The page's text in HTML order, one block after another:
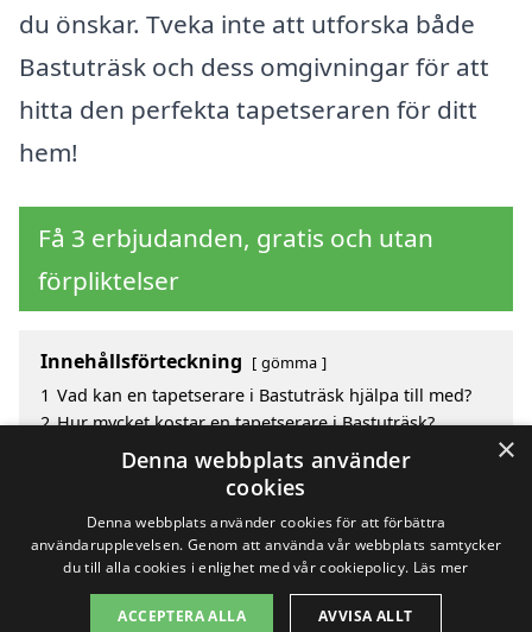
du önskar. Tveka inte att utforska både
Bastuträsk och dess omgivningar för att
hitta den perfekta tapetseraren för ditt
hem!
Få 3 erbjudanden, gratis och utan
förpliktelser
Innehållsförteckning gömma
1 Vad kan en tapetserare i Bastuträsk hjälpa till med?
2 Hur mycket kostar en tapetserare i Bastuträsk?
Fördelar med att välja tapetserare i Bastuträsk
Sök efter en skicklig tapetserare i de omgivande
städerna kring Bastuträsk
Copyright 2026 - Pilanto Aps
×
Denna webbplats använder
cookies
Denna webbplats använder cookies för att förbättra
användarupplevelsen. Genom att använda vår webbplats samtycker
du till alla cookies i enlighet med vår cookiepolicy. Läs mer
ACCEPTERA ALLA AVVISA ALLT